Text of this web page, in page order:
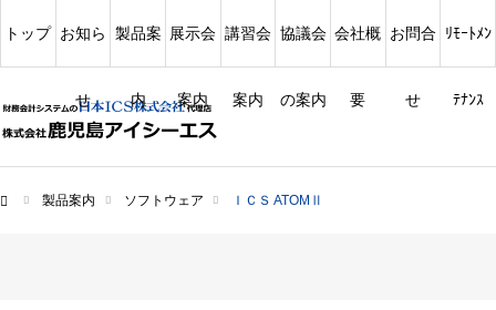
トップ お知ら
せ
製品案
内
展示会
案内
講習会
案内
協議会
の案内
会社概
要
お問合
せ
ﾘﾓｰﾄﾒﾝ
ﾃﾅﾝｽ
製品案内 ソフトウェア ＩＣＳ ATOMⅡ